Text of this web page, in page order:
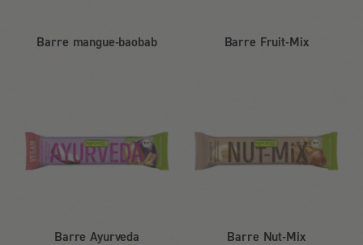
Barre mangue-baobab Barre Fruit-Mix
Barre Ayurveda Barre Nut-Mix